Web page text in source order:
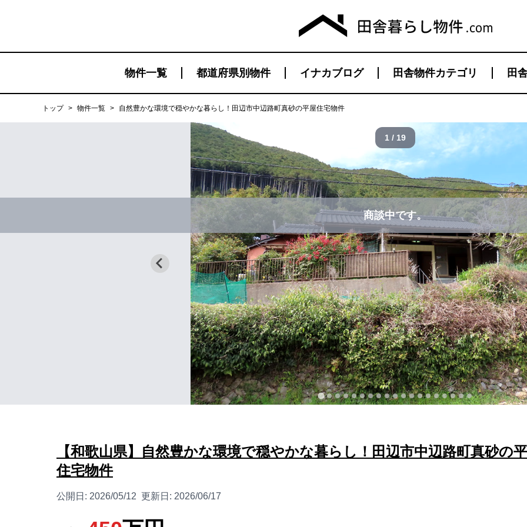
物件一覧 都道府県別物件 イナカブログ 田舎物件カテゴリ 田
トップ > 物件一覧 > 自然豊かな環境で穏やかな暮らし！田辺市中辺路町真砂の平屋住宅物件
商談中です。
1 / 19
【和歌山県】自然豊かな環境で穏やかな暮らし！田辺市中辺路町真砂の
住宅物件
公開日: 2026/05/12 更新日: 2026/06/17